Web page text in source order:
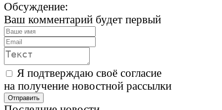
Обсуждение:
Ваш комментарий будет первый
Я подтверждаю своё согласие
на получение новостной рассылки